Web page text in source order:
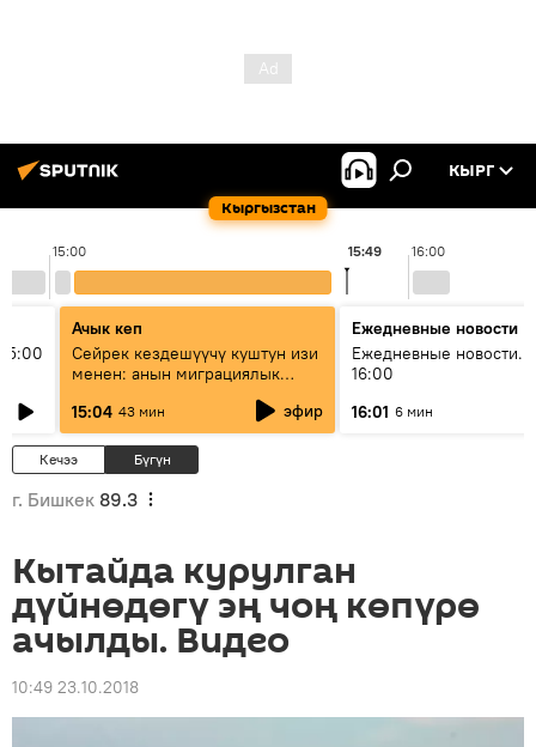
Кыргызстан
КЫРГ
15:00 16:00
15:49
Ачык кеп
Сейрек кездешүүчү куштун изи
менен: анын миграциялык
жолу эмнеден кабар берет?
15:04 43 мин эфир
Ежедневные новости
Ежедневные новости.
16:00
16:01 6 мин
Кечээ Бүгүн
г. Бишкек 89.3
Кытайда курулган
дүйнөдөгү эң чоң көпүрө
ачылды. Видео
10:49 23.10.2018